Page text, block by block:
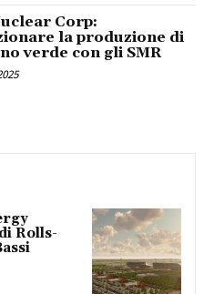
Corp:
la produzione di
verde con gli SMR
Rolls-